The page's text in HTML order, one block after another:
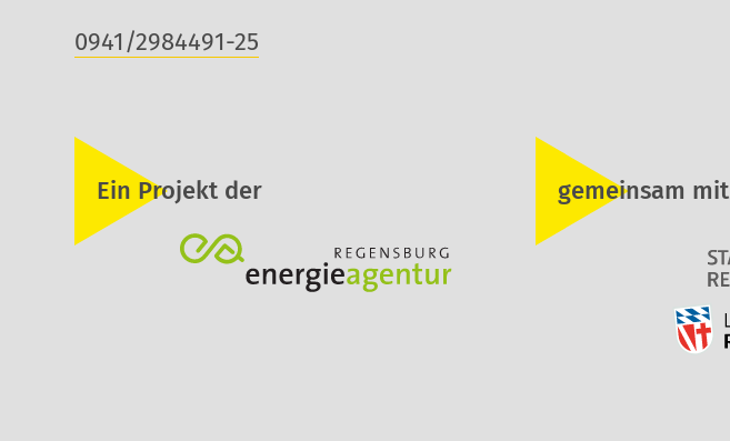
0941/2984491-25
Ein Projekt der gemeinsam mit